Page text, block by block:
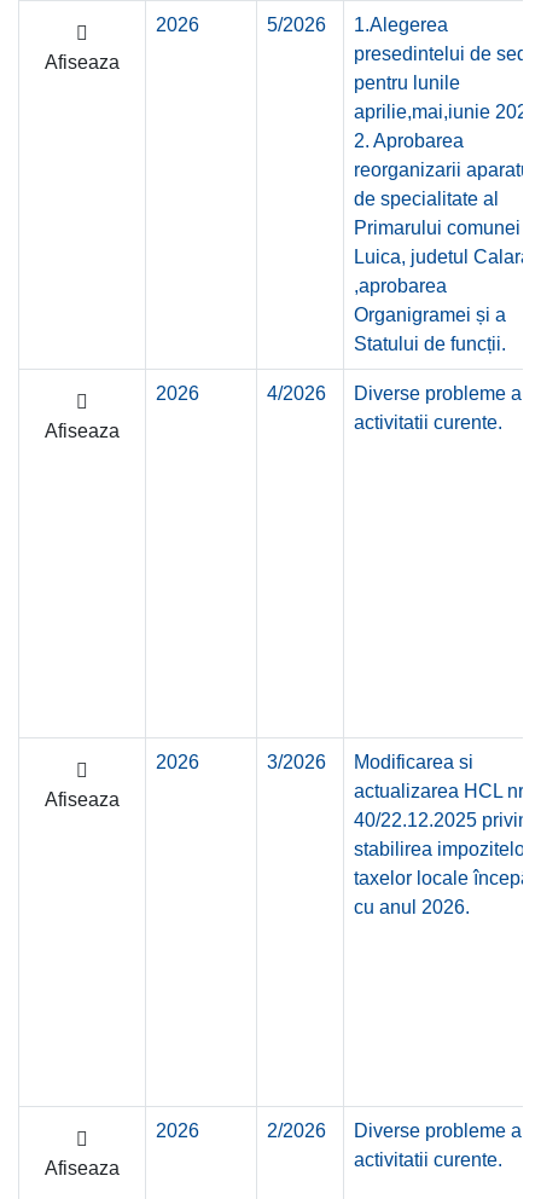
Afiseaza
2026 5/2026
1.Alegerea
presedintelui de
pentru lunile
aprilie,mai,iunie
2. Aprobarea
reorganizarii
de specialitate al
Primarului comunei
Luica, judetul
,aprobarea
Organigramei și a
Statului de funcții.
Afiseaza
2026 4/2026
Diverse probleme ale
activitatii curente.
Afiseaza
2026 3/2026
Modificarea si
actualizarea HCL nr.
40/22.12.2025 privind
stabilirea impozitelor
taxelor locale
cu anul 2026.
Afiseaza
2026 2/2026
Diverse probleme ale
activitatii curente.